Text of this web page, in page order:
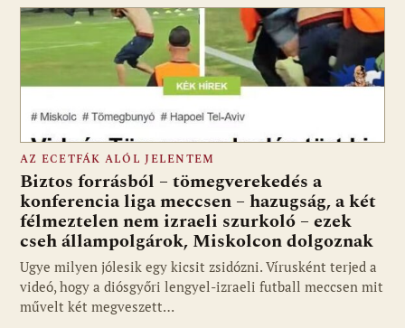
AZ ECETFÁK ALÓL JELENTEM
Biztos forrásból – tömegverekedés a
konferencia liga meccsen – hazugság, a két
félmeztelen nem izraeli szurkoló – ezek
cseh állampolgárok, Miskolcon dolgoznak
Ugye milyen jólesik egy kicsit zsidózni. Vírusként terjed a
videó, hogy a diósgyőri lengyel-izraeli futball meccsen mit
művelt két megveszett…